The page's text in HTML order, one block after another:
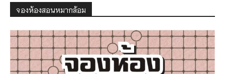
จองห้องสอนหมากล้อม